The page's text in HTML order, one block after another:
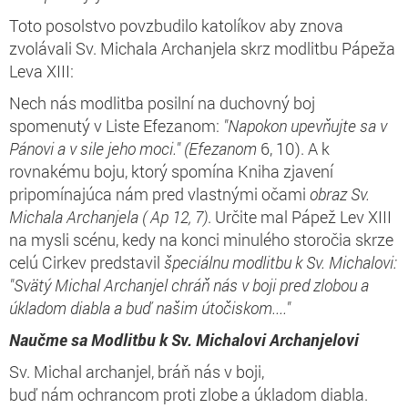
Toto posolstvo povzbudilo katolíkov aby znova
zvolávali Sv. Michala Archanjela skrz modlitbu Pápeža
Leva XIII:
Nech nás modlitba posilní na duchovný boj
spomenutý v Liste Efezanom: "Napokon upevňujte sa v
Pánovi a v sile jeho moci." (Efezanom 6, 10). A k
rovnakému boju, ktorý spomína Kniha zjavení
pripomínajúca nám pred vlastnými očami obraz Sv.
Michala Archanjela ( Ap 12, 7). Určite mal Pápež Lev XIII
na mysli scénu, kedy na konci minulého storočia skrze
celú Cirkev predstavil špeciálnu modlitbu k Sv. Michalovi:
"Svätý Michal Archanjel chráň nás v boji pred zlobou a
úkladom diabla a buď našim útočiskom...."
Naučme sa Modlitbu k Sv. Michalovi Archanjelovi
Sv. Michal archanjel, bráň nás v boji,
buď nám ochrancom proti zlobe a úkladom diabla.